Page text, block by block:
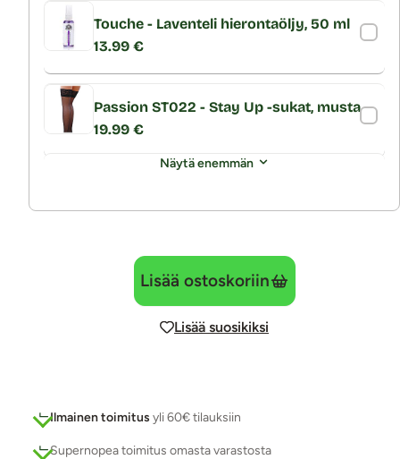
Touche - Laventeli hierontaöljy, 50 ml
13.99 €
Passion ST022 - Stay Up -sukat, musta
19.99 €
Näytä enemmän
Lisää ostoskoriin
Lisää suosikiksi
Ilmainen toimitus yli 60€ tilauksiin
Supernopea toimitus omasta varastosta